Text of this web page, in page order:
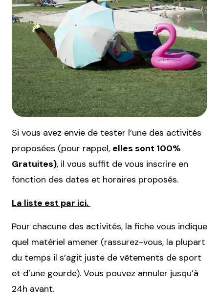
Si vous avez envie de tester l’une des activités
proposées (pour rappel, elles sont 100%
Gratuites), il vous suffit de vous inscrire en
fonction des dates et horaires proposés.
La liste est par ici.
Pour chacune des activités, la fiche vous indique
quel matériel amener (rassurez-vous, la plupart
du temps il s’agit juste de vêtements de sport
et d’une gourde). Vous pouvez annuler jusqu’à
24h avant.